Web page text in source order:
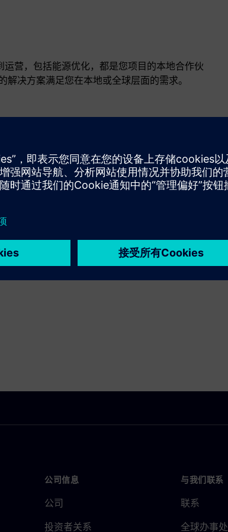
运营，包括能源优化，都是您项目的本地合作伙
决方案满足您在本地或全球层面的需求。
解决方案的部署、集成、操作或维护
公司信息
公司
投资者关系
与我们联系
联系
全球办事处